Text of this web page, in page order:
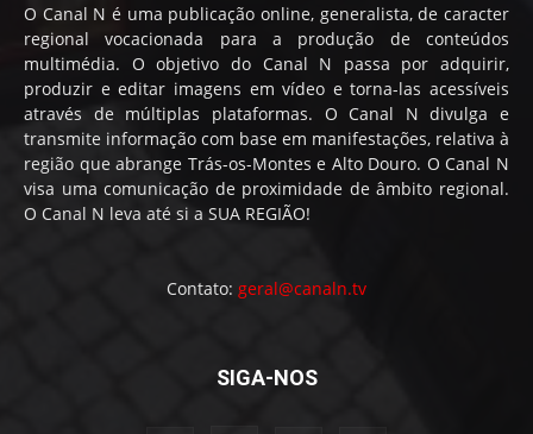
O Canal N é uma publicação online, generalista, de caracter
regional vocacionada para a produção de conteúdos
multimédia. O objetivo do Canal N passa por adquirir,
produzir e editar imagens em vídeo e torna-las acessíveis
através de múltiplas plataformas. O Canal N divulga e
transmite informação com base em manifestações, relativa à
região que abrange Trás-os-Montes e Alto Douro. O Canal N
visa uma comunicação de proximidade de âmbito regional.
O Canal N leva até si a SUA REGIÃO!
Contato: geral@canaln.tv
SIGA-NOS